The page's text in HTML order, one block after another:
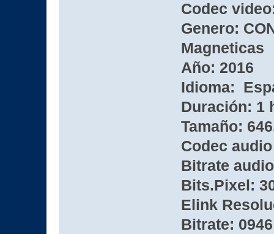
Codec
Genero:
Magneticas
Año: 2016
Idioma:
Duración: 1
Tamaño:
Codec
Bitrate
Bits.Pixel:
Elink
Bitrate: 0946